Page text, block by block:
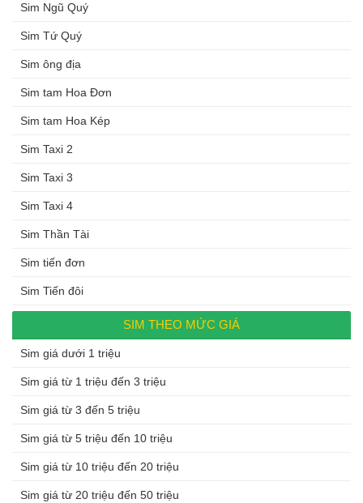
Sim Ngũ Quý
Sim Tứ Quý
Sim ông địa
Sim tam Hoa Đơn
Sim tam Hoa Kép
Sim Taxi 2
Sim Taxi 3
Sim Taxi 4
Sim Thần Tài
Sim tiến đơn
Sim Tiến đôi
SIM THEO MỨC GIÁ
Sim giá dưới 1 triệu
Sim giá từ 1 triệu đến 3 triệu
Sim giá từ 3 đến 5 triệu
Sim giá từ 5 triệu đến 10 triệu
Sim giá từ 10 triệu đến 20 triệu
Sim giá từ 20 triệu đến 50 triệu